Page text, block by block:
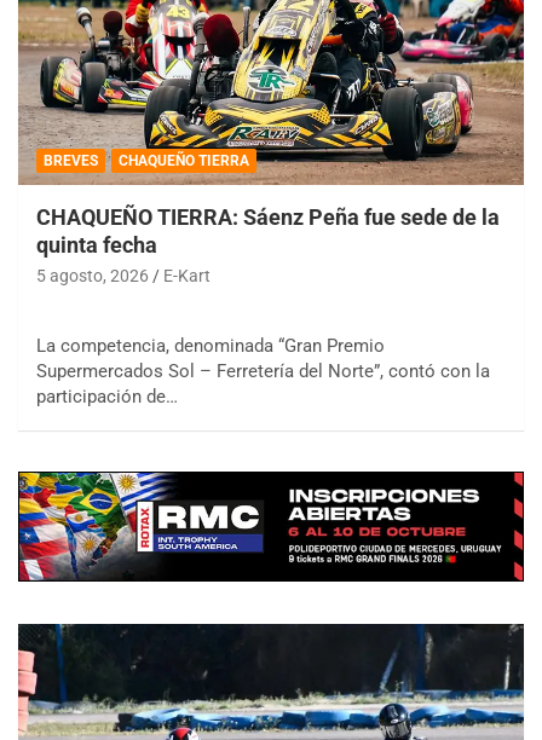
BREVES CHAQUEÑO TIERRA
CHAQUEÑO TIERRA: Sáenz Peña fue sede de la
quinta fecha
5 agosto, 2026 E-Kart
La competencia, denominada “Gran Premio
Supermercados Sol – Ferretería del Norte”, contó con la
participación de…